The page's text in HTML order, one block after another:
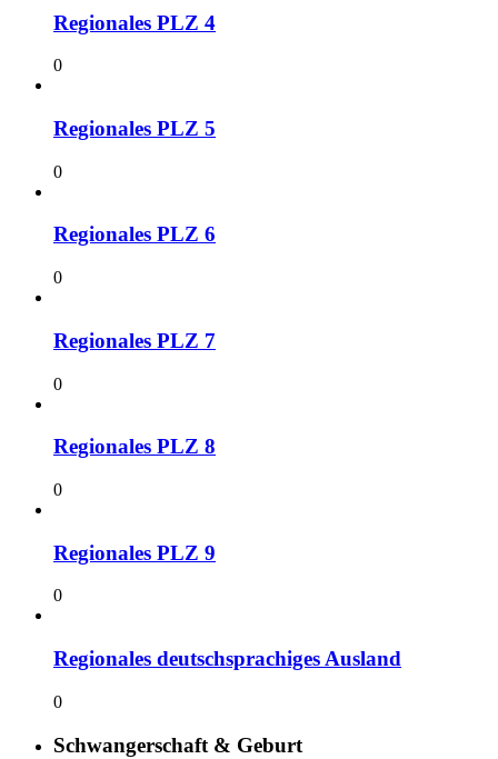
Regionales PLZ 4
0
Regionales PLZ 5
0
Regionales PLZ 6
0
Regionales PLZ 7
0
Regionales PLZ 8
0
Regionales PLZ 9
0
Regionales deutschsprachiges Ausland
0
Schwangerschaft & Geburt